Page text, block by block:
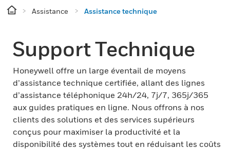
Assistance Assistance technique
Support Technique
Honeywell offre un large éventail de moyens
d’assistance technique certifiée, allant des lignes
d’assistance téléphonique 24h/24, 7j/7, 365j/365
aux guides pratiques en ligne. Nous offrons à nos
clients des solutions et des services supérieurs
conçus pour maximiser la productivité et la
disponibilité des systèmes tout en réduisant les coûts